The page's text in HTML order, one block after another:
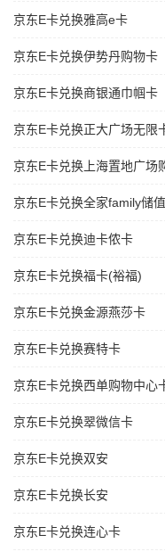
京东E卡兑换雅高e卡
京东E卡兑换伊势丹购物卡
京东E卡兑换商银通巾帼卡
京东E卡兑换正大广场无限
京东E卡兑换上海置地广场
京东E卡兑换全家family储
京东E卡兑换迪卡侬卡
京东E卡兑换福卡(裕福)
京东E卡兑换金源燕莎卡
京东E卡兑换赛特卡
京东E卡兑换西单购物中心
京东E卡兑换翠微信卡
京东E卡兑换双安
京东E卡兑换长安
京东E卡兑换连心卡